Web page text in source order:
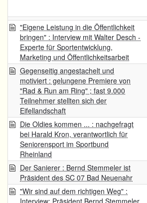
"Eigene Leistung in die Öffentlichkeit
bringen" : Interview mit Walter Desch -
Experte für Sportentwicklung,
Marketing und Öffentlichkeitsarbeit
Gegenseitig angestachelt und
motiviert : gelungene Premiere von
"Rad & Run am Ring" ; fast 9.000
Teilnehmer stellten sich der
Eifellandschaft
Die Oldies kommen ... : nachgefragt
bei Harald Kron, verantwortlich für
Seniorensport im Sportbund
Rheinland
Der Sanierer : Bernd Stemmeler ist
Präsident des SC 07 Bad Neuenahr
"Wir sind auf dem richtigen Weg" :